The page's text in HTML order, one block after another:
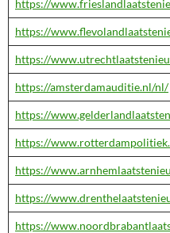
https://
https://
https://
https://amsterdamauditie.nl/nl/
https://
https://
https://
https://
https://